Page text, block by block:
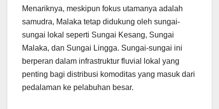
Menariknya, meskipun fokus utamanya adalah
samudra, Malaka tetap didukung oleh sungai-
sungai lokal seperti Sungai Kesang, Sungai
Malaka, dan Sungai Lingga. Sungai-sungai ini
berperan dalam infrastruktur fluvial lokal yang
penting bagi distribusi komoditas yang masuk dari
pedalaman ke pelabuhan besar.